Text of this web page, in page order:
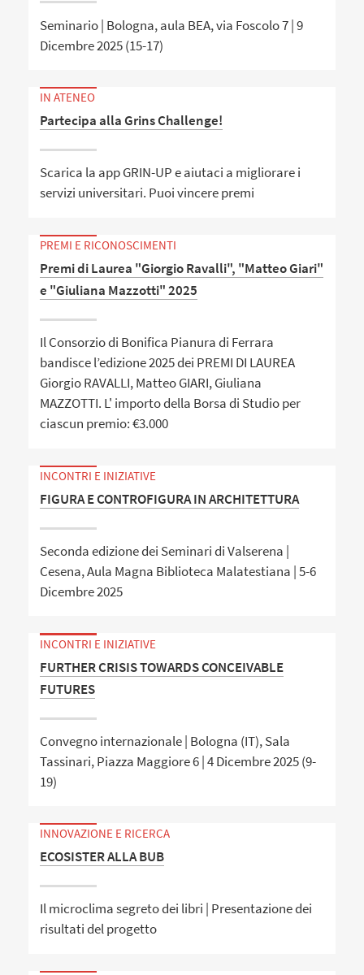
Seminario | Bologna, aula BEA, via Foscolo 7 | 9
Dicembre 2025 (15-17)
IN ATENEO
Partecipa alla Grins Challenge!
Scarica la app GRIN-UP e aiutaci a migliorare i
servizi universitari. Puoi vincere premi
PREMI E RICONOSCIMENTI
Premi di Laurea "Giorgio Ravalli", "Matteo Giari"
e "Giuliana Mazzotti" 2025
Il Consorzio di Bonifica Pianura di Ferrara
bandisce l’edizione 2025 dei PREMI DI LAUREA
Giorgio RAVALLI, Matteo GIARI, Giuliana
MAZZOTTI. L' importo della Borsa di Studio per
ciascun premio: €3.000
INCONTRI E INIZIATIVE
FIGURA E CONTROFIGURA IN ARCHITETTURA
Seconda edizione dei Seminari di Valserena |
Cesena, Aula Magna Biblioteca Malatestiana | 5-6
Dicembre 2025
INCONTRI E INIZIATIVE
FURTHER CRISIS TOWARDS CONCEIVABLE
FUTURES
Convegno internazionale | Bologna (IT), Sala
Tassinari, Piazza Maggiore 6 | 4 Dicembre 2025 (9-
19)
INNOVAZIONE E RICERCA
ECOSISTER ALLA BUB
Il microclima segreto dei libri | Presentazione dei
risultati del progetto